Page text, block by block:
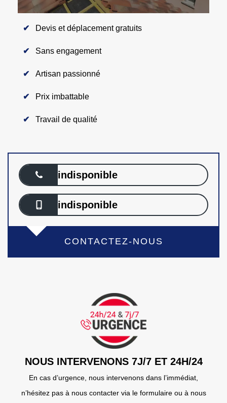
Devis et déplacement gratuits
Sans engagement
Artisan passionné
Prix imbattable
Travail de qualité
indisponible
indisponible
CONTACTEZ-NOUS
NOUS INTERVENONS 7J/7 ET 24H/24
En cas d’urgence, nous intervenons dans l’immédiat,
n’hésitez pas à nous contacter via le formulaire ou à nous